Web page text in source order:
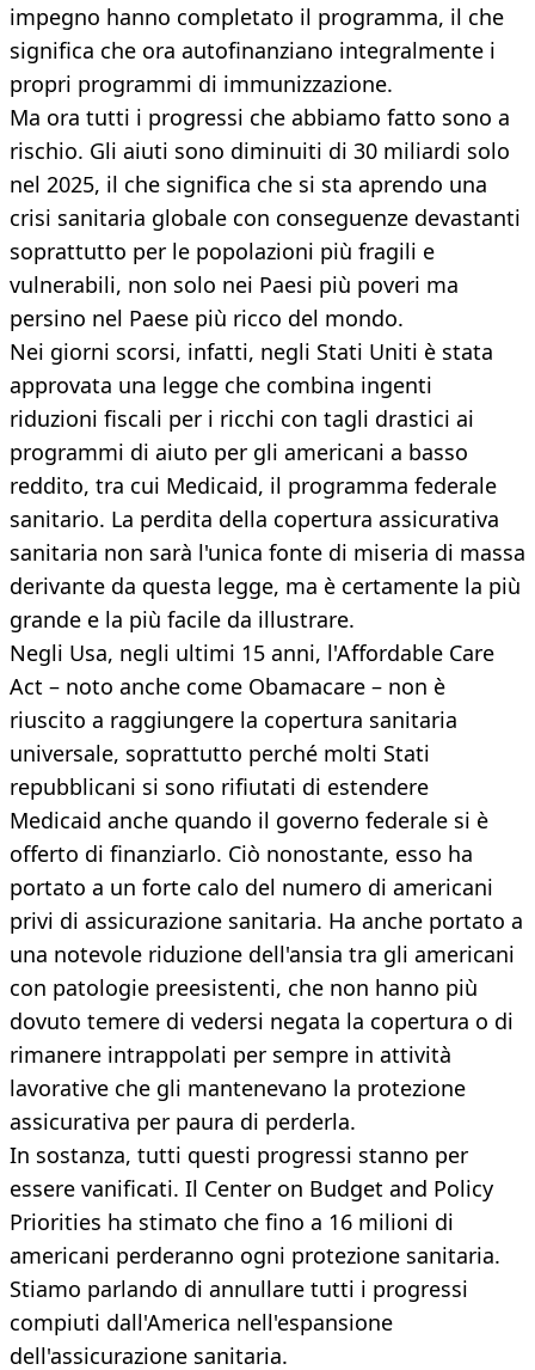
impegno hanno completato il programma, il che
significa che ora autofinanziano integralmente i
propri programmi di immunizzazione.
Ma ora tutti i progressi che abbiamo fatto sono a
rischio. Gli aiuti sono diminuiti di 30 miliardi solo
nel 2025, il che significa che si sta aprendo una
crisi sanitaria globale con conseguenze devastanti
soprattutto per le popolazioni più fragili e
vulnerabili, non solo nei Paesi più poveri ma
persino nel Paese più ricco del mondo.
Nei giorni scorsi, infatti, negli Stati Uniti è stata
approvata una legge che combina ingenti
riduzioni fiscali per i ricchi con tagli drastici ai
programmi di aiuto per gli americani a basso
reddito, tra cui Medicaid, il programma federale
sanitario. La perdita della copertura assicurativa
sanitaria non sarà l'unica fonte di miseria di massa
derivante da questa legge, ma è certamente la più
grande e la più facile da illustrare.
Negli Usa, negli ultimi 15 anni, l'Affordable Care
Act – noto anche come Obamacare – non è
riuscito a raggiungere la copertura sanitaria
universale, soprattutto perché molti Stati
repubblicani si sono rifiutati di estendere
Medicaid anche quando il governo federale si è
offerto di finanziarlo. Ciò nonostante, esso ha
portato a un forte calo del numero di americani
privi di assicurazione sanitaria. Ha anche portato a
una notevole riduzione dell'ansia tra gli americani
con patologie preesistenti, che non hanno più
dovuto temere di vedersi negata la copertura o di
rimanere intrappolati per sempre in attività
lavorative che gli mantenevano la protezione
assicurativa per paura di perderla.
In sostanza, tutti questi progressi stanno per
essere vanificati. Il Center on Budget and Policy
Priorities ha stimato che fino a 16 milioni di
americani perderanno ogni protezione sanitaria.
Stiamo parlando di annullare tutti i progressi
compiuti dall'America nell'espansione
dell'assicurazione sanitaria.